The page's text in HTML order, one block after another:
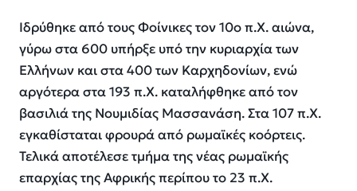
Ιδρύθηκε από τους Φοίνικες τον 10ο π.Χ. αιώνα,
γύρω στα 600 υπήρξε υπό την κυριαρχία των
Ελλήνων και στα 400 των Καρχηδονίων, ενώ
αργότερα στα 193 π.Χ. καταλήφθηκε από τον
βασιλιά της Νουμιδίας Μασσανάση. Στα 107 π.Χ.
εγκαθίσταται φρουρά από ρωμαϊκές κοόρτεις.
Τελικά αποτέλεσε τμήμα της νέας ρωμαϊκής
επαρχίας της Αφρικής περίπου το 23 π.Χ.